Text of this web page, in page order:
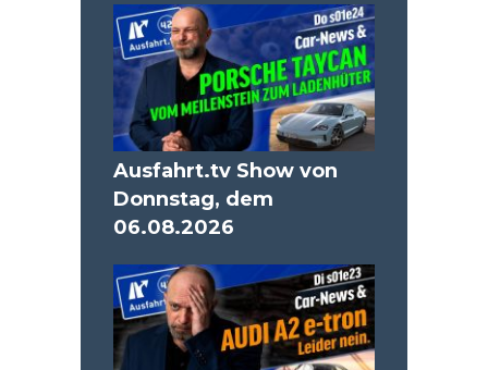
Ausfahrt.tv Show von
Donnstag, dem
06.08.2026